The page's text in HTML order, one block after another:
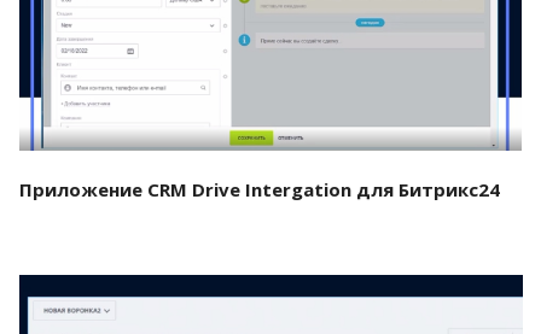
Смотреть проект
Приложение CRM Drive Intergation для Битрикс24